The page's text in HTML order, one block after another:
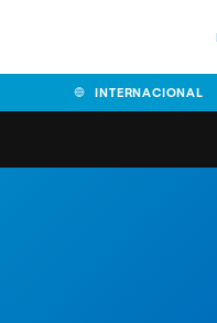
INTERNACIONAL